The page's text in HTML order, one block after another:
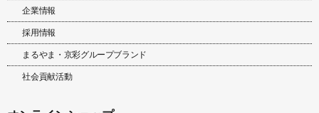
企業情報
採用情報
まるやま・京彩グループブランド
社会貢献活動